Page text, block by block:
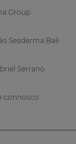
Group
Sesderma Bali
Serrano
connosco